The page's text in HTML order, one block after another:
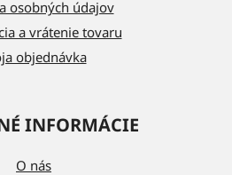
osobných údajov
a vrátenie tovaru
objednávka
INFORMÁCIE
O nás